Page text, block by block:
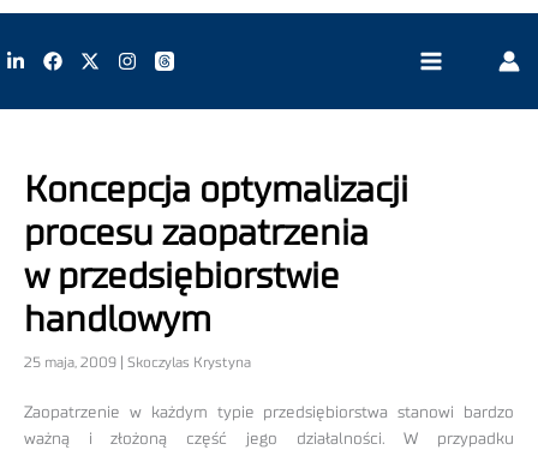
Koncepcja optymalizacji
procesu zaopatrzenia
w przedsiębiorstwie
handlowym
25 maja, 2009 | Skoczylas Krystyna
Zaopatrzenie w każdym typie przedsiębiorstwa stanowi bardzo
ważną i złożoną część jego działalności. W przypadku